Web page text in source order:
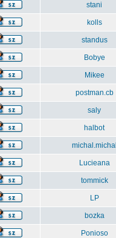
stani
kolls
standus
Bobye
Mikee
postman.cb
saly
halbot
michal.michal
Lucieana
tommick
LP
bozka
Ponioso